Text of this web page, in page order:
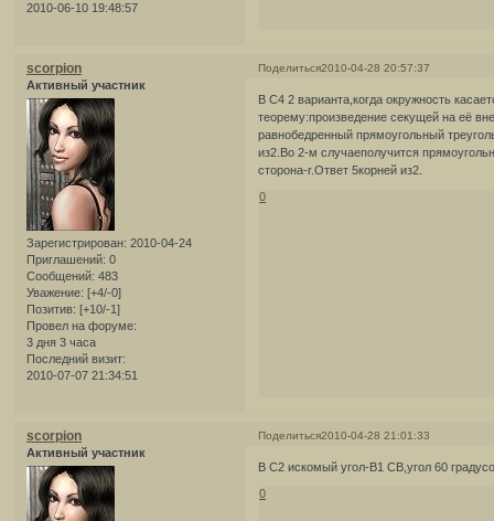
2010-06-10 19:48:57
Поделиться2010-04-28 20:57:37
scorpion
Активный участник
Зарегистрирован: 2010-04-24
Приглашений: 0
Сообщений: 483
Уважение: [+4/-0]
Позитив: [+10/-1]
Провел на форуме:
3 дня 3 часа
Последний визит:
2010-07-07 21:34:51
В С4 2 варианта,когда окружность
теорему:произведение секущей на её
равнобедренный прямоугольный
из2.Во 2-м случаеполучится
сторона-r.Ответ 5корней из2.
0
Поделиться2010-04-28 21:01:33
scorpion
Активный участник
В С2 искомый угол-В1 СВ,угол 60
0